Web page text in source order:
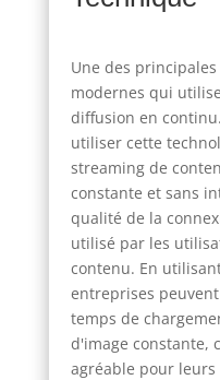
Une des
modernes qui
diffusion en
utiliser cette
streaming de
constante et sans
qualité de la
utilisé par les
contenu. En
entreprises
temps de
d'image constante,
agréable pour